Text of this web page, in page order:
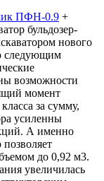
ПФН-0.9 +
бульдозер-
нового
следующим
возможности
момент
за сумму,
усиленны
А именно
до 0,92 м3.
увеличилась